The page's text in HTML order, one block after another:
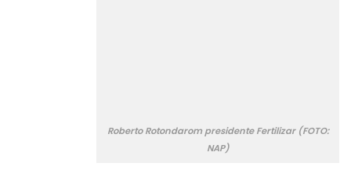
Roberto Rotondarom presidente Fertilizar (FOTO:
NAP)